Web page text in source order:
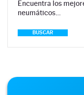
Encuentra los
neumáticos…
BUSCAR